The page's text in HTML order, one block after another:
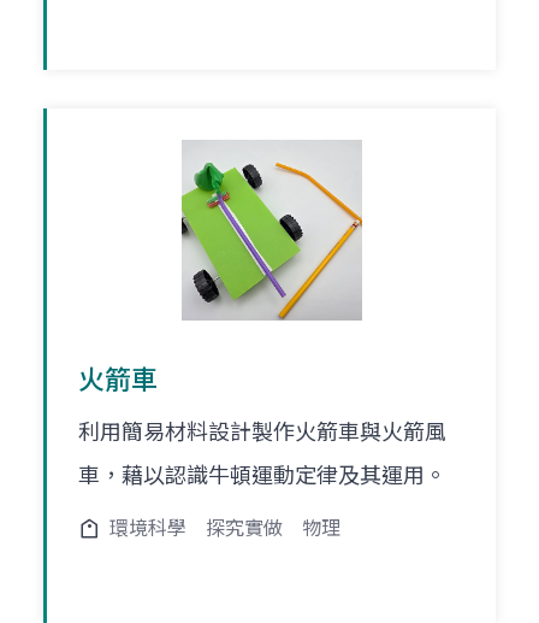
火箭車
利用簡易材料設計製作火箭車與火箭風
車，藉以認識牛頓運動定律及其運用。
環境科學 探究實做 物理